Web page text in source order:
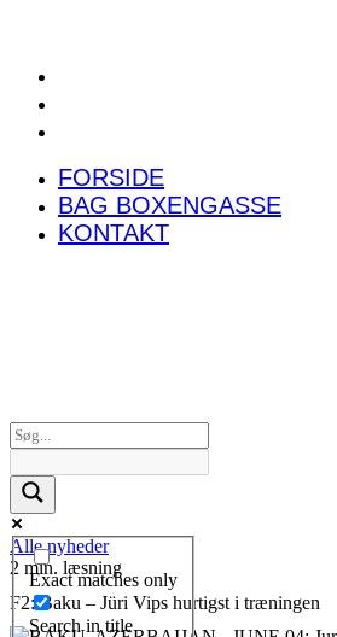
FORSIDE
BAG BOXENGASSE
KONTAKT
Exact matches only
Search in title
Alle nyheder
2 min. læsning
F2: Baku – Jüri Vips hurtigst i træningen